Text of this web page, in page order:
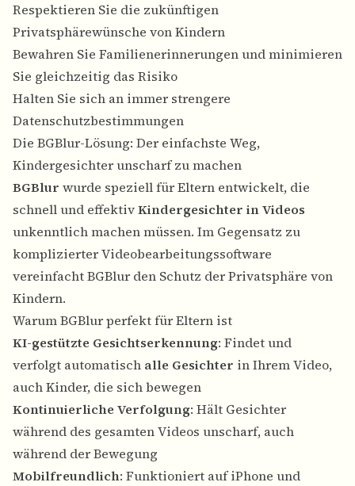
Respektieren Sie die zukünftigen
Privatsphärewünsche von Kindern
Bewahren Sie Familienerinnerungen und minimieren
Sie gleichzeitig das Risiko
Halten Sie sich an immer strengere
Datenschutzbestimmungen
Die BGBlur-Lösung: Der einfachste Weg,
Kindergesichter unscharf zu machen
BGBlur wurde speziell für Eltern entwickelt, die
schnell und effektivKindergesichter in Videos
unkenntlich machen müssen. Im Gegensatz zu
komplizierter Videobearbeitungssoftware
vereinfacht BGBlur den Schutz der Privatsphäre von
Kindern.
Warum BGBlur perfekt für Eltern ist
KI-gestützte Gesichtserkennung: Findet und
verfolgt automatisch alle Gesichter in Ihrem Video,
auch Kinder, die sich bewegen
Kontinuierliche Verfolgung: Hält Gesichter
während des gesamten Videos unscharf, auch
während der Bewegung
Mobilfreundlich: Funktioniert auf iPhone und